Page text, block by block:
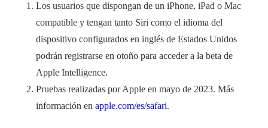
Los usuarios que dispongan de un iPhone, iPad o Mac
compatible y tengan tanto Siri como el idioma del
dispositivo configurados en inglés de Estados Unidos
podrán registrarse en otoño para acceder a la beta de
Apple Intelligence.
Pruebas realizadas por Apple en mayo de 2023. Más
información en apple.com/es/safari.